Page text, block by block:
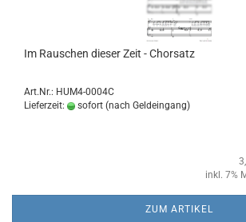
Im Rau­schen die­ser Zeit - Chor­satz
Art.Nr.: HUM4-0004C
Lieferzeit:
sofort (nach Geldeingang)
inkl. 7%
ZUM ARTIKEL